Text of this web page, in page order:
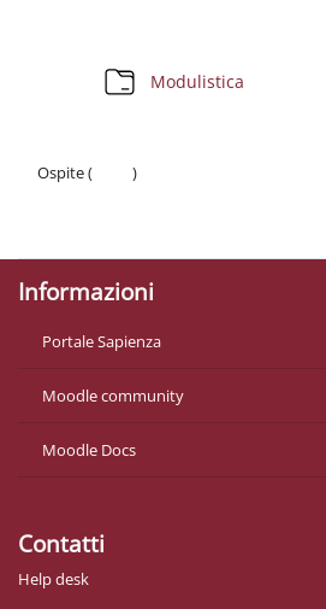
Modulistica
Ospite (
)
Informazioni
Portale Sapienza
Moodle community
Moodle Docs
Contatti
Help desk